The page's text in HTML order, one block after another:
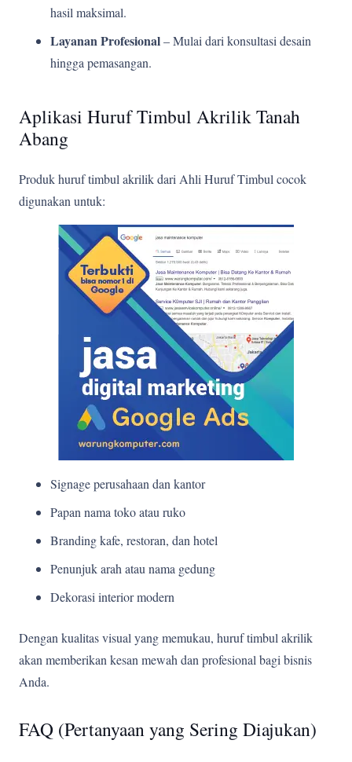
hasil maksimal.
Layanan Profesional– Mulai dari konsultasi desain
hingga pemasangan.
Aplikasi Huruf Timbul Akrilik Tanah
Abang
Produk huruf timbul akrilik dari Ahli Huruf Timbul cocok
digunakan untuk:
Signage perusahaan dan kantor
Papan nama toko atau ruko
Branding kafe, restoran, dan hotel
Penunjuk arah atau nama gedung
Dekorasi interior modern
Dengan kualitas visual yang memukau, huruf timbul akrilik
akan memberikan kesan mewah dan profesional bagi bisnis
Anda.
FAQ (Pertanyaan yang Sering Diajukan)